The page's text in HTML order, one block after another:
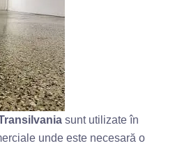
sunt utilizate în
unde este necesară o